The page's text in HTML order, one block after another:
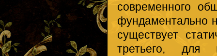
современного
фундаментально
существует
третьего, для